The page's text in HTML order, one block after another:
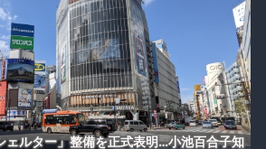
ェルター」整備を正式表明…小池百合子知